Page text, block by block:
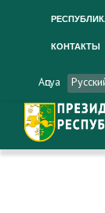
КОНТАКТЫ
Аԥсуа